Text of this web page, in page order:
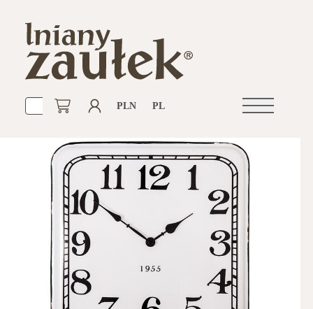
Otwórz
PLN PL